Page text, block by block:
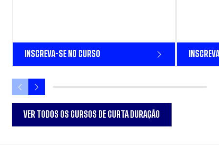
INSCREVA-SE NO CURSO
VER TODOS OS CURSOS DE CURTA DURAÇÃO